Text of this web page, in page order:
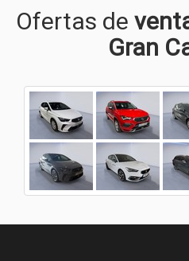
Ofertas de
Gran